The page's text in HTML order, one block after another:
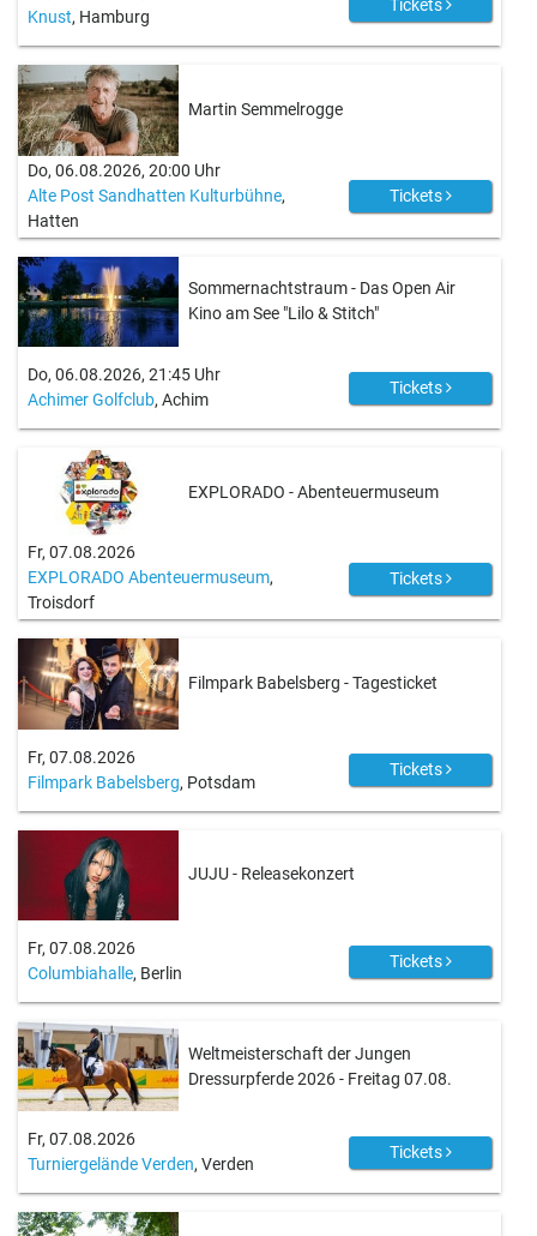
Knust, Hamburg
Tickets
Martin Semmelrogge
Do, 06.08.2026, 20:00 Uhr
Alte Post Sandhatten Kulturbühne,
Hatten
Tickets
Sommernachtstraum - Das Open Air
Kino am See "Lilo & Stitch"
Do, 06.08.2026, 21:45 Uhr
Achimer Golfclub, Achim
Tickets
EXPLORADO - Abenteuermuseum
Fr, 07.08.2026
EXPLORADO Abenteuermuseum,
Troisdorf
Tickets
Filmpark Babelsberg - Tagesticket
Fr, 07.08.2026
Filmpark Babelsberg, Potsdam
Tickets
JUJU - Releasekonzert
Fr, 07.08.2026
Columbiahalle, Berlin
Tickets
Weltmeisterschaft der Jungen
Dressurpferde 2026 - Freitag 07.08.
Fr, 07.08.2026
Turniergelände Verden, Verden
Tickets